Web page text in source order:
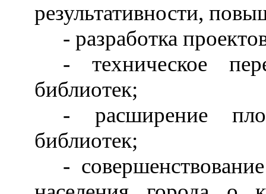
результативности,
- разработка
- техническое
библиотек;
- расширение
библиотек;
-